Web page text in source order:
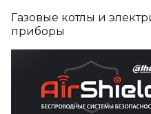
Газовые котлы и
приборы